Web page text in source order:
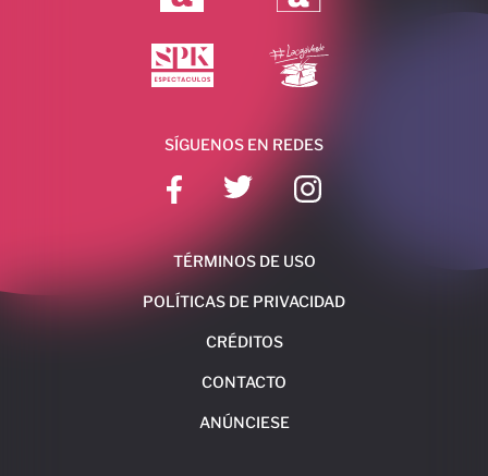
SÍGUENOS EN REDES
TÉRMINOS DE USO
POLÍTICAS DE PRIVACIDAD
CRÉDITOS
CONTACTO
ANÚNCIESE